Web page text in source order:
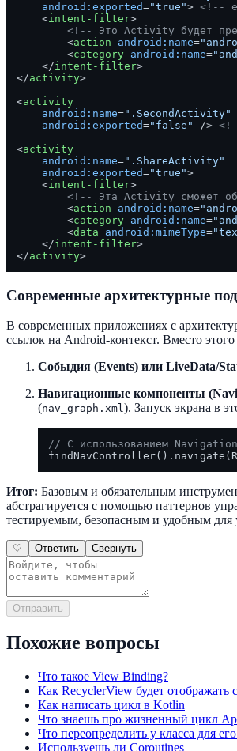
android:exported="true"> <!--
<intent-filter>
<!-- Это Activity будет
<action android:name=
<category android:name=
</intent-filter>
</activity>
<activity
android:name=".SecondActivity"
android:exported="false" />
<activity
android:name=".ShareActivity"
android:exported="true">
<intent-filter>
<!-- Эта Activity сможет
<action android:name=
<category android:name=
<data android:mimeType=
</intent-filter>
</activity>
Современные архитектурные
В современных приложениях с
ссылок на Android-контекст. Вместо
Собыдия (Events) или LiveData/
Навигационные компоненты
(nav_graph.xml). Запуск экрана в
// С использованием Navigation
Итог: Базовым и обязательным
абстрагируется с помощью паттернов
тестируемым, безопасным и удобным
♡ Ответить Свернуть
Отправить
Похожие вопросы
Что такое View Binding?
Как RecyclerView будет отображать
Как написать цикл в Kotlin
Что знаешь про жизненный цикл
Что переопределить у класса для
Используешь ли Coroutines